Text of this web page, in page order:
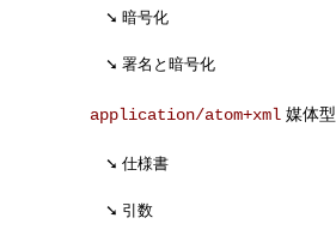
暗号化
署名と暗号化
application/atom+xml 媒体型
仕様書
引数